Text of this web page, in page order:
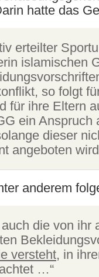
hatte das
erteilter
islamischen
so folgt
für ihre Eltern
ein Anspruch
dieser
angeboten
anderem
die von ihr
versteht, in
…“